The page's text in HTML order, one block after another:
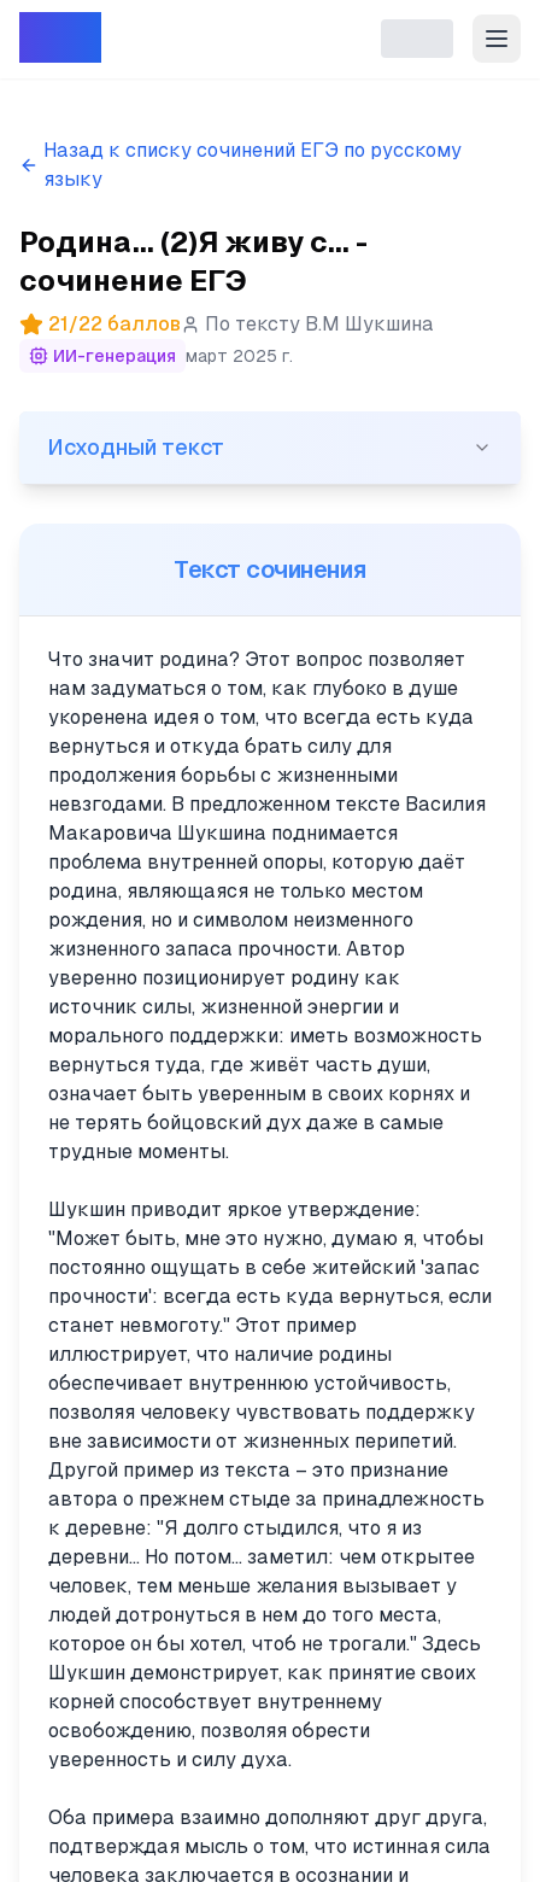
Назад к списку сочинений ЕГЭ по русскому
языку
Родина... (2)Я живу с... -
сочинение ЕГЭ
21/22 баллов По тексту В.М Шукшина
ИИ-генерация март 2025 г.
(1)Родина... (2)Я живу с чувством, что когда-
Исходный текст
Текст сочинения
Что значит родина? Этот вопрос позволяет
нам задуматься о том, как глубоко в душе
укоренена идея о том, что всегда есть куда
вернуться и откуда брать силу для
продолжения борьбы с жизненными
невзгодами. В предложенном тексте Василия
Макаровича Шукшина поднимается
проблема внутренней опоры, которую даёт
родина, являющаяся не только местом
рождения, но и символом неизменного
жизненного запаса прочности. Автор
уверенно позиционирует родину как
источник силы, жизненной энергии и
морального поддержки: иметь возможность
вернуться туда, где живёт часть души,
означает быть уверенным в своих корнях и
не терять бойцовский дух даже в самые
трудные моменты.
Шукшин приводит яркое утверждение:
"Может быть, мне это нужно, думаю я, чтобы
постоянно ощущать в себе житейский 'запас
прочности': всегда есть куда вернуться, если
станет невмоготу." Этот пример
иллюстрирует, что наличие родины
обеспечивает внутреннюю устойчивость,
позволяя человеку чувствовать поддержку
вне зависимости от жизненных перипетий.
Другой пример из текста – это признание
автора о прежнем стыде за принадлежность
к деревне: "Я долго стыдился, что я из
деревни... Но потом... заметил: чем открытее
человек, тем меньше желания вызывает у
людей дотронуться в нем до того места,
которое он бы хотел, чтоб не трогали." Здесь
Шукшин демонстрирует, как принятие своих
корней способствует внутреннему
освобождению, позволяя обрести
уверенность и силу духа.
Оба примера взаимно дополняют друг друга,
подтверждая мысль о том, что истинная сила
человека заключается в осознании и